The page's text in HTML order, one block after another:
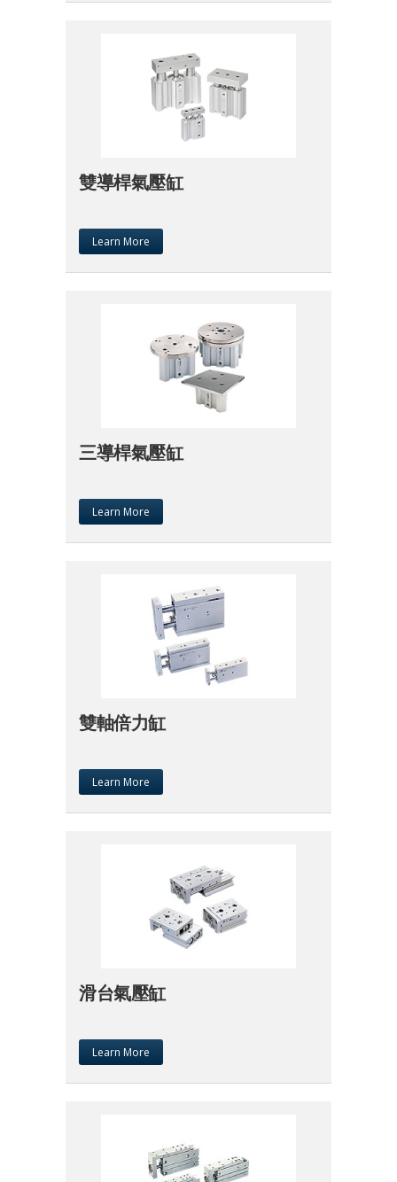
雙導桿氣壓缸
Learn More
三導桿氣壓缸
Learn More
雙軸倍力缸
Learn More
滑台氣壓缸
Learn More